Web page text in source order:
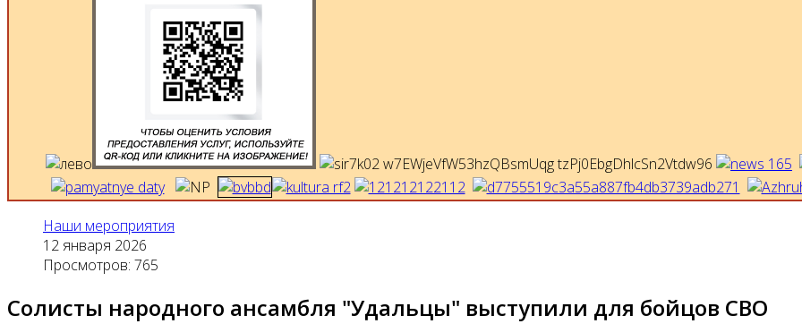
Наши мероприятия
12 января 2026
Просмотров: 765
Солисты народного ансамбля "Удальцы" выступили для бойцов СВО